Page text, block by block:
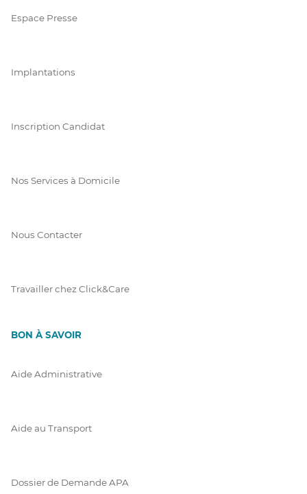
Espace Presse
Implantations
Inscription Candidat
Nos Services à Domicile
Nous Contacter
Travailler chez Click&Care
BON À SAVOIR
Aide Administrative
Aide au Transport
Dossier de Demande APA